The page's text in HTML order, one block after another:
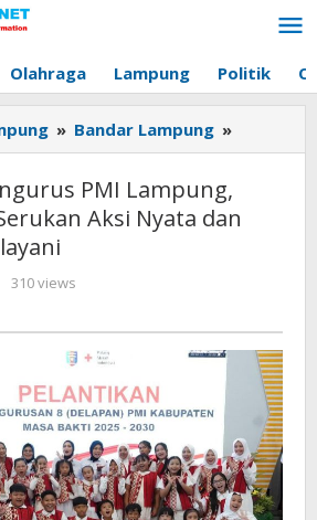
Olahraga Lampung Politik
» Bandar Lampung »
Pengurus
Wagub
dan
Ketulusan
Melayani
PMI Lampung,
Aksi Nyata dan
310 views